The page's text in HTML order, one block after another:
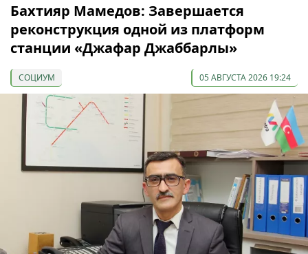
Бахтияр Мамедов: Завершается
реконструкция одной из платформ
станции «Джафар Джаббарлы»
СОЦИУМ 05 АВГУСТА 2026 19:24